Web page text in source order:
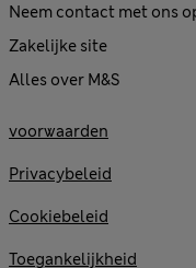
Neem contact met ons
Zakelijke site
Alles over M&S
voorwaarden
Privacybeleid
Cookiebeleid
Toegankelijkheid